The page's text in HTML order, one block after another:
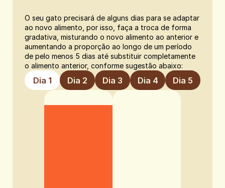
O seu gato precisará de alguns dias para se adaptar
ao novo alimento, por isso, faça a troca de forma
gradativa, misturando o novo alimento ao anterior e
aumentando a proporção ao longo de um período
de pelo menos 5 dias até substituir completamente
o alimento anterior, conforme sugestão abaixo:
Dia 1 Dia 2 Dia 3 Dia 4 Dia 5